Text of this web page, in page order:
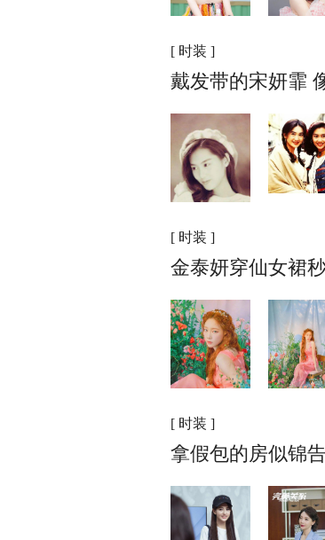
[ 时装 ]
戴发带的宋妍霏
[ 时装 ]
金泰妍穿仙女裙
[ 时装 ]
拿假包的房似锦